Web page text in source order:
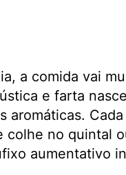
a comida vai
e farta
aromáticas.
colhe no quintal
aumentativo